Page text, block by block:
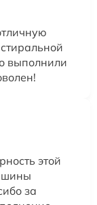
выполнили
этой
за